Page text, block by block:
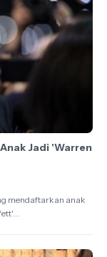
Jadi 'Warren
mendaftarkan anak